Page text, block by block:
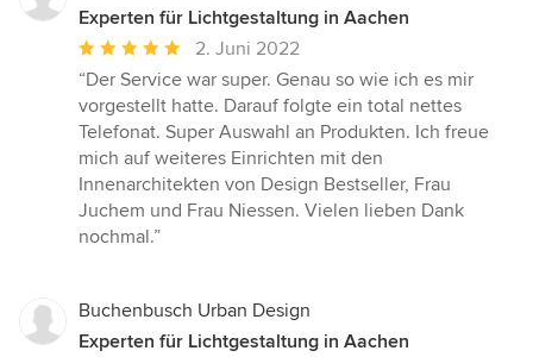
Experten für Lichtgestaltung in Aachen
Durchschnittliche
Bewertung:
5
von
5
Sternen
2. Juni 2022
“Der Service war super. Genau so wie ich es mir
vorgestellt hatte. Darauf folgte ein total nettes
Telefonat. Super Auswahl an Produkten. Ich freue
mich auf weiteres Einrichten mit den
Innenarchitekten von Design Bestseller, Frau
Juchem und Frau Niessen. Vielen lieben Dank
nochmal.”
Buchenbusch Urban Design
Experten für Lichtgestaltung in Aachen